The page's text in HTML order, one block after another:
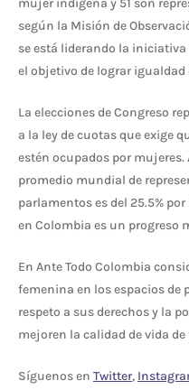
mujer indígena y 51 son
según la Misión de
se está liderando la
el objetivo de lograr igualdad
La elecciones de Congreso
a la ley de cuotas que exige
estén ocupados por mujeres.
promedio mundial de
parlamentos es del 25.5%
en Colombia es un progreso
En Ante Todo Colombia
femenina en los espacios de
respeto a sus derechos y la
mejoren la calidad de vida
Síguenos en Twitter,